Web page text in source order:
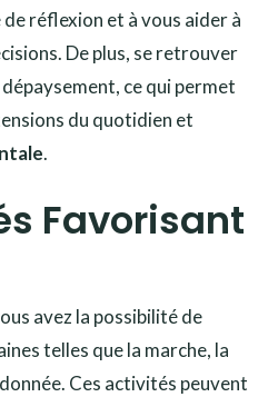
réflexion et à vous aider à
De plus, se retrouver
ce qui permet
du quotidien et
.
Favorisant
avez la possibilité de
telles que la marche, la
Ces activités peuvent